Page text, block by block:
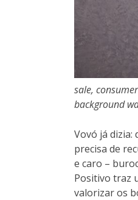
sale,
background
Vovó já
precisa de
e caro –
Positivo traz
valorizar os